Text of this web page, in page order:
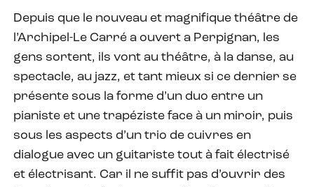
Depuis que le nouveau et magnifique théâtre de
l’Archipel-Le Carré a ouvert a Perpignan, les
gens sortent, ils vont au théâtre, à la danse, au
spectacle, au jazz, et tant mieux si ce dernier se
présente sous la forme d’un duo entre un
pianiste et une trapéziste face à un miroir, puis
sous les aspects d’un trio de cuivres en
dialogue avec un guitariste tout à fait électrisé
et électrisant. Car il ne suffit pas d’ouvrir des